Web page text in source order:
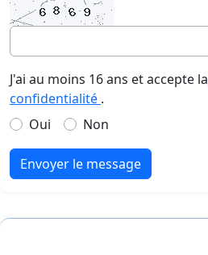
J'ai au moins 16 ans et accepte la
confidentialité .
Oui
Non
Envoyer le message